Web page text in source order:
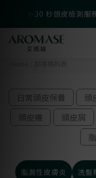
父親節爸氣寵愛
✨30 秒頭皮檢測
🎁LINE會員
日常頭皮保養 頭
頭皮癢
頭皮屑
脂漏性皮膚炎 洗髮